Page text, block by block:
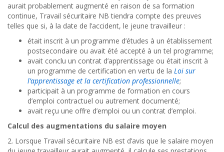
aurait probablement augmenté en raison de sa formation
continue, Travail sécuritaire NB tiendra compte des preuves
telles que si, à la date de l’accident, le jeune travailleur :
était inscrit à un programme d’études à un établissement
postsecondaire ou avait été accepté à un tel programme;
avait conclu un contrat d’apprentissage ou était inscrit à
un programme de certification en vertu de la Loi sur
l’apprentissage et la certification professionnelle;
participait à un programme de formation en cours
d’emploi contractuel ou autrement documenté;
avait reçu une offre d’emploi ou un contrat d’emploi.
Calcul des augmentations du salaire moyen
2. Lorsque Travail sécuritaire NB est d’avis que le salaire moyen